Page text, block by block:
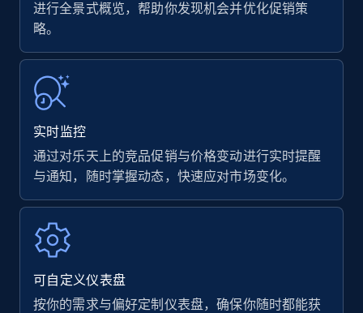
Amazon products - find products by using
upc numbers
Title, Seller name, Brand, Description, Initial
price, Currency, Availability, Reviews count, and
more.
35.3K+ 5.7K+ 立即开始
Amazon Reviews
URL, Product name, Product rating, Product
rating object, Product rating max, Rating,
Author name, Asin, and more.
进行全景式概览，帮助你发现机会并优化促销策
略。
实时监控
通过对乐天上的竞品促销与价格变动进行实时提醒
与通知，随时掌握动态，快速应对市场变化。
可自定义仪表盘
按你的需求与偏好定制仪表盘，确保你随时都能获